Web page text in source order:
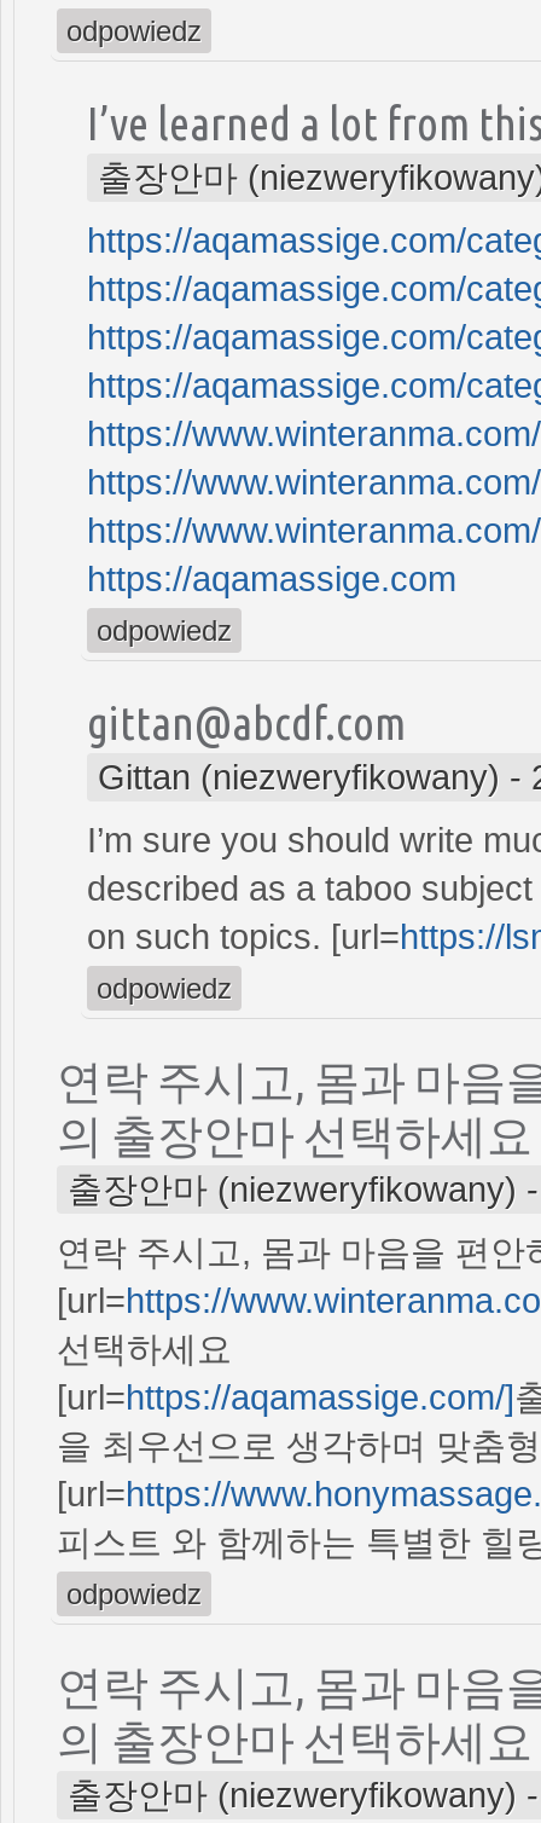
odpowiedz
I’ve learned a lot from
출장안마
https://aqamassige.com/
https://aqamassige.com/
https://aqamassige.com/
https://aqamassige.com/
https://
https://
https://
https://aqamassige.com
odpowiedz
gittan@abcdf.com
Gittan (niezweryfikowany) -
I’m sure you should write
described as a taboo
on such topics. [url=https://
odpowiedz
연락 주시고, 몸과 마음
의 출장안마 선택하세요
출장안마 (niezweryfikowany)
연락 주시고, 몸과 마음을 편
[url=https://
선택하세요
[url=https://aqamassige.com/]
을 최우선으로 생각하며 맞춤
[url=https://
피스트 와 함께하는 특별한 힐
odpowiedz
연락 주시고, 몸과 마음
의 출장안마 선택하세요
출장안마 (niezweryfikowany)